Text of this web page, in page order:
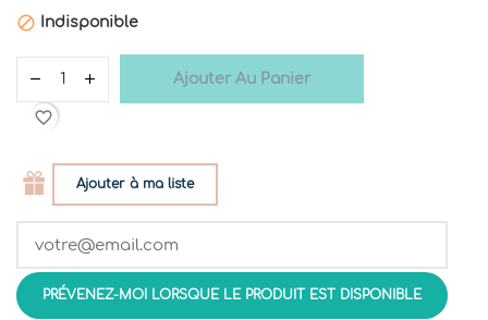
 Indisponible
Ajouter Au Panier
favorite_border
Ajouter à ma liste
PRÉVENEZ-MOI LORSQUE LE PRODUIT EST DISPONIBLE